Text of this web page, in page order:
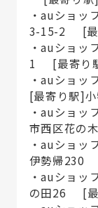
・auショッ
3-15-2 [最
・auショッ
1 [最寄り
・auショッ
[最寄り駅]小
・auショッ
市西区花の
・auショッ
伊勢帰230
・auショッ
の田26 [最